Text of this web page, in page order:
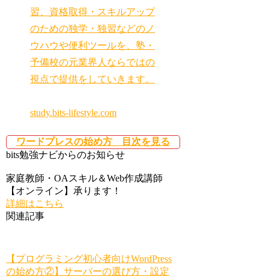
習、資格取得・スキルアップ
のための独学・独習などのノ
ウハウや便利ツールを、塾・
予備校の元業界人ならではの
視点で提供をしていきます。
study.bits-lifestyle.com
ワードプレスの始め方 目次を見る
bits勉強ナビからのお知らせ
家庭教師・OAスキル＆Web作成講師
【オンライン】承ります！
詳細はこちら
関連記事
【プログラミング初心者向けWordPress
の始め方②】サーバーの選び方・設定